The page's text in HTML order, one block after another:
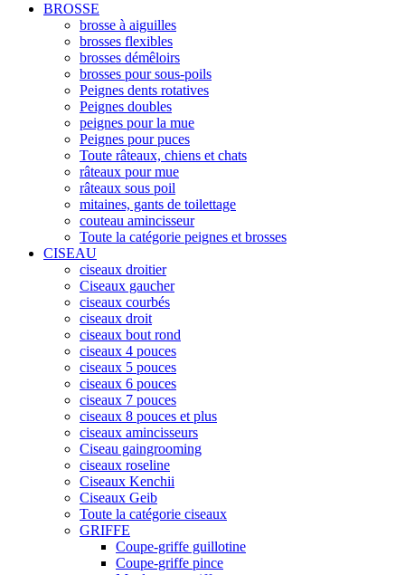
BROSSE
brosse à aiguilles
brosses flexibles
brosses démêloirs
brosses pour sous-poils
Peignes dents rotatives
Peignes doubles
peignes pour la mue
Peignes pour puces
Toute râteaux, chiens et chats
râteaux pour mue
râteaux sous poil
mitaines, gants de toilettage
couteau amincisseur
Toute la catégorie peignes et brosses
CISEAU
ciseaux droitier
Ciseaux gaucher
ciseaux courbés
ciseaux droit
ciseaux bout rond
ciseaux 4 pouces
ciseaux 5 pouces
ciseaux 6 pouces
ciseaux 7 pouces
ciseaux 8 pouces et plus
ciseaux amincisseurs
Ciseau gaingrooming
ciseaux roseline
Ciseaux Kenchii
Ciseaux Geib
Toute la catégorie ciseaux
GRIFFE
Coupe-griffe guillotine
Coupe-griffe pince